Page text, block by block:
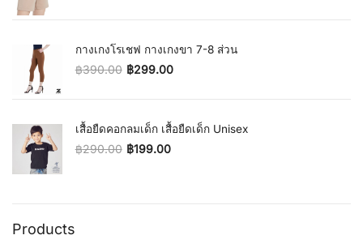
Original price was: ฿350.00.
Current price is: ฿239.00.
กางเกงโรเชฟ กางเกงขา 7-8 ส่วน
฿390.00
Original price was: ฿390.00.
฿299.00
Current price is: ฿299.00.
เสื้อยืดคอกลมเด็ก เสื้อยืดเด็ก Unisex
฿290.00
Original price was: ฿290.00.
฿199.00
Current price is: ฿199.00.
Products